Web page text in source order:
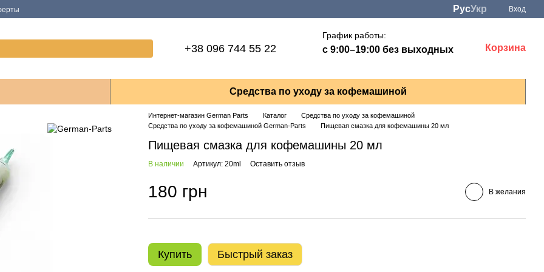
РусУкр Вход
+38 096 744 55 22
График работы:
с 9:00–19:00 без выходных Корзина
Средства по уходу за кофемашиной
Интернет-магазин German Parts Каталог
Средства по уходу за кофемашиной
Средства по уходу за кофемашиной German-Parts
Пищевая смазка для кофемашины 20 мл
Пищевая смазка для кофемашины 20 мл
В наличии Артикул: 20ml Оставить отзыв
180 грн В желания
Купить Быстрый заказ